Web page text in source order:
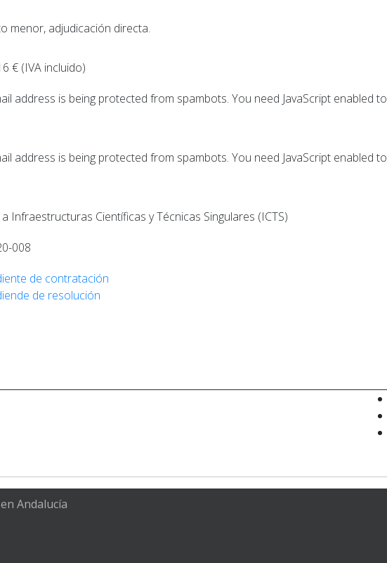
menor, adjudicación directa.
€ (IVA incluido)
address is being protected from spambots. You need JavaScript enabled to
address is being protected from spambots. You need JavaScript enabled to
Infraestructuras Cientí­ficas y Técnicas Singulares (ICTS)
008
de contratación
de resolución
Andalucía